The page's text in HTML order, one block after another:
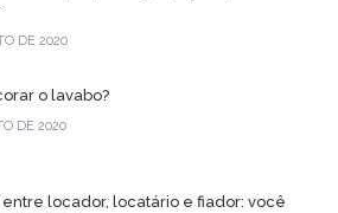
DE 2020
o lavabo?
DE 2020
locador, locatário e fiador: você